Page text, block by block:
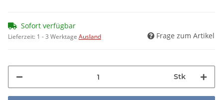
Sofort verfügbar
Lieferzeit: 1 - 3 Werktage Ausland Frage zum Artikel
Stk